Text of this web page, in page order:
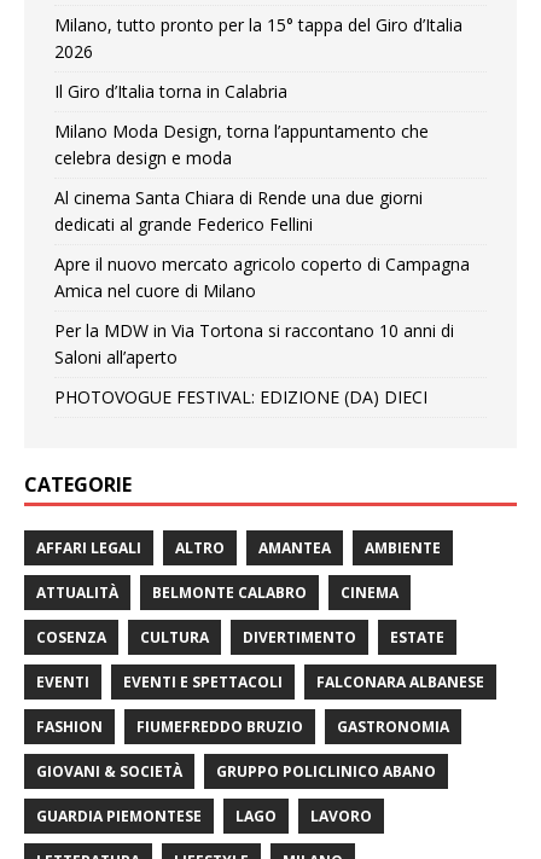
Milano, tutto pronto per la 15° tappa del Giro d’Italia
2026
Il Giro d’Italia torna in Calabria
Milano Moda Design, torna l’appuntamento che
celebra design e moda
Al cinema Santa Chiara di Rende una due giorni
dedicati al grande Federico Fellini
Apre il nuovo mercato agricolo coperto di Campagna
Amica nel cuore di Milano
Per la MDW in Via Tortona si raccontano 10 anni di
Saloni all’aperto
PHOTOVOGUE FESTIVAL: EDIZIONE (DA) DIECI
CATEGORIE
AFFARI LEGALI ALTRO AMANTEA AMBIENTE
ATTUALITÀ BELMONTE CALABRO CINEMA
COSENZA CULTURA DIVERTIMENTO ESTATE
EVENTI EVENTI E SPETTACOLI FALCONARA ALBANESE
FASHION FIUMEFREDDO BRUZIO GASTRONOMIA
GIOVANI & SOCIETÀ GRUPPO POLICLINICO ABANO
GUARDIA PIEMONTESE LAGO LAVORO